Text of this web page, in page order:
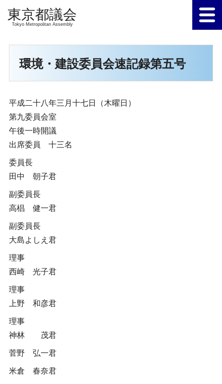
Tokyo Metropolitan Assembly
環境・建設委員会速記録第五号
平成二十八年三月十七日（木曜日）
第九委員会室
午後一時開議
出席委員 十三名
委員長
田中 朝子君
副委員長
高椙 健一君
副委員長
大島よしえ君
理事
西崎 光子君
理事
上野 和彦君
理事
神林 茂君
菅野 弘一君
米倉 春奈君